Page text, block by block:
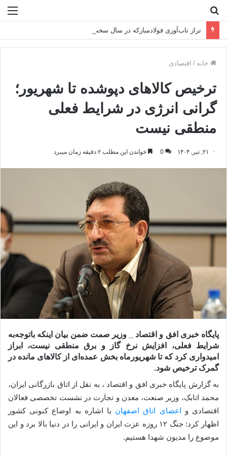
برای
تراز تاب‌آوری فولادمبارکه در سال سخت ۱۴۰۴
خانه / اقتصادی
ترخیص کالاهای دپوشده تا شهریور؛
گرانی انرژی در شرایط فعلی
منطقی نیست
۲۱, تیر, ۱۴۰۴ 0 خواندن این مطلب ۲ دقیقه زمان میبرد
پایگاه خبری افق و اقتصاد _ وزیر صمت ضمن بیان اینکه باتوجه‌به
شرایط فعلی، افزایش نرخ گاز و برق منطقی نیست، ابراز
امیدواری کرد که تا شهریورماه بخش عمده‌ای از کالاهای مانده در
گمرک ترخیص شود.
به گزارش پایگاه خبری افق و اقتصاد ، به نقل از اتاق بازرگانی ایران،
محمد اتابک، وزیر صنعت، معدن و تجارت در نشست تخصصی فعالان
اقتصادی و اعضای اتاق اصفهان با اشاره به اوضاع کنونی کشور
اظهار کرد: جنگ ۱۲ روزه عزت ایران و ایرانی را در دنیا بالا برد و این
موضوع را مدیون شهدا هستیم.